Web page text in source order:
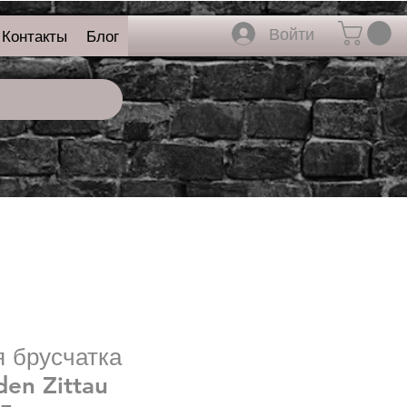
Контакты Блог Войти
брусчатка
Zittau